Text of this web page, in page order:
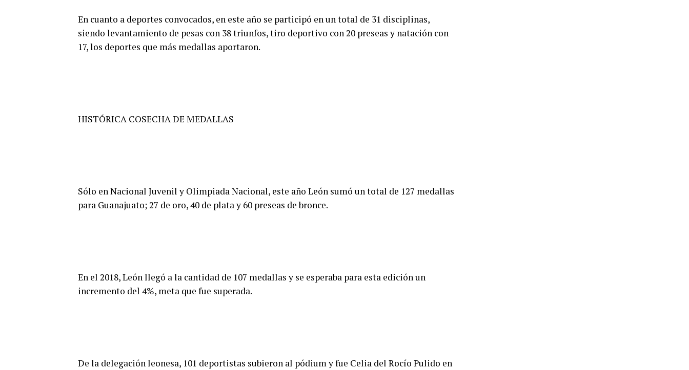
En cuanto a deportes convocados, en este año se participó en un total de 31 disciplinas,
siendo levantamiento de pesas con 38 triunfos, tiro deportivo con 20 preseas y natación con
17, los deportes que más medallas aportaron.
HISTÓRICA COSECHA DE MEDALLAS
Sólo en Nacional Juvenil y Olimpiada Nacional, este año León sumó un total de 127 medallas
para Guanajuato; 27 de oro, 40 de plata y 60 preseas de bronce.
En el 2018, León llegó a la cantidad de 107 medallas y se esperaba para esta edición un
incremento del 4%, meta que fue superada.
De la delegación leonesa, 101 deportistas subieron al pódium y fue Celia del Rocío Pulido en